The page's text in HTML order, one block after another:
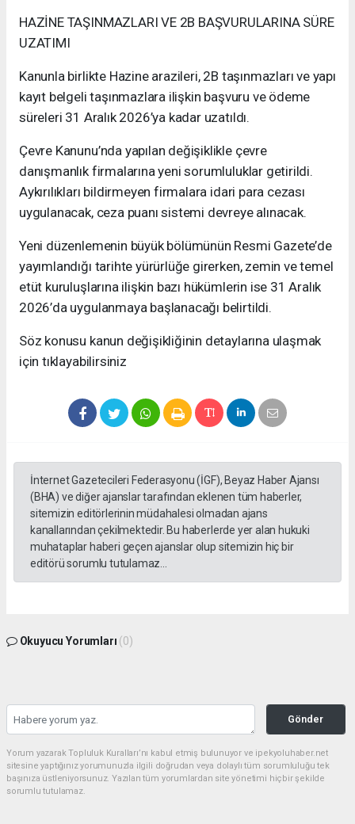
HAZİNE TAŞINMAZLARI VE 2B BAŞVURULARINA SÜRE
UZATIMI
Kanunla birlikte Hazine arazileri, 2B taşınmazları ve yapı
kayıt belgeli taşınmazlara ilişkin başvuru ve ödeme
süreleri 31 Aralık 2026’ya kadar uzatıldı.
Çevre Kanunu’nda yapılan değişiklikle çevre
danışmanlık firmalarına yeni sorumluluklar getirildi.
Aykırılıkları bildirmeyen firmalara idari para cezası
uygulanacak, ceza puanı sistemi devreye alınacak.
Yeni düzenlemenin büyük bölümünün Resmi Gazete’de
yayımlandığı tarihte yürürlüğe girerken, zemin ve temel
etüt kuruluşlarına ilişkin bazı hükümlerin ise 31 Aralık
2026’da uygulanmaya başlanacağı belirtildi.
Söz konusu kanun değişikliğinin detaylarına ulaşmak
için tıklayabilirsiniz
İnternet Gazetecileri Federasyonu (İGF), Beyaz Haber Ajansı
(BHA) ve diğer ajanslar tarafından eklenen tüm haberler,
sitemizin editörlerinin müdahalesi olmadan ajans
kanallarından çekilmektedir. Bu haberlerde yer alan hukuki
muhataplar haberi geçen ajanslar olup sitemizin hiç bir
editörü sorumlu tutulamaz...
Okuyucu Yorumları (0)
Gönder
Yorum yazarak Topluluk Kuralları’nı kabul etmiş bulunuyor ve ipekyoluhaber.net
sitesine yaptığınız yorumunuzla ilgili doğrudan veya dolaylı tüm sorumluluğu tek
başınıza üstleniyorsunuz. Yazılan tüm yorumlardan site yönetimi hiçbir şekilde
sorumlu tutulamaz.